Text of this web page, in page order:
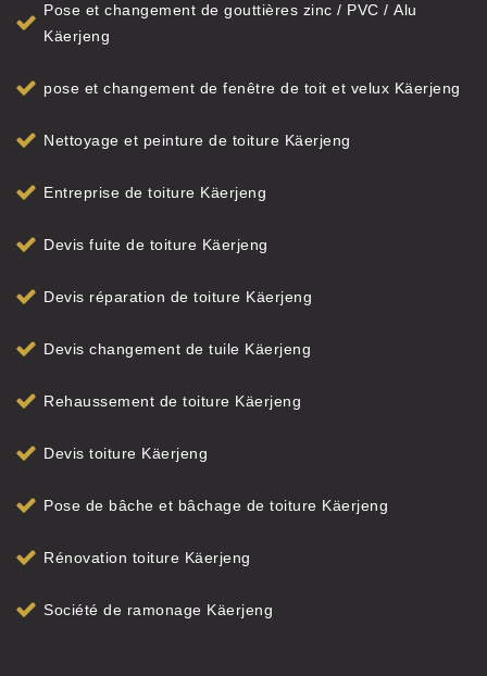
Pose et changement de gouttières zinc / PVC / Alu
Käerjeng
pose et changement de fenêtre de toit et velux Käerjeng
Nettoyage et peinture de toiture Käerjeng
Entreprise de toiture Käerjeng
Devis fuite de toiture Käerjeng
Devis réparation de toiture Käerjeng
Devis changement de tuile Käerjeng
Rehaussement de toiture Käerjeng
Devis toiture Käerjeng
Pose de bâche et bâchage de toiture Käerjeng
Rénovation toiture Käerjeng
Société de ramonage Käerjeng